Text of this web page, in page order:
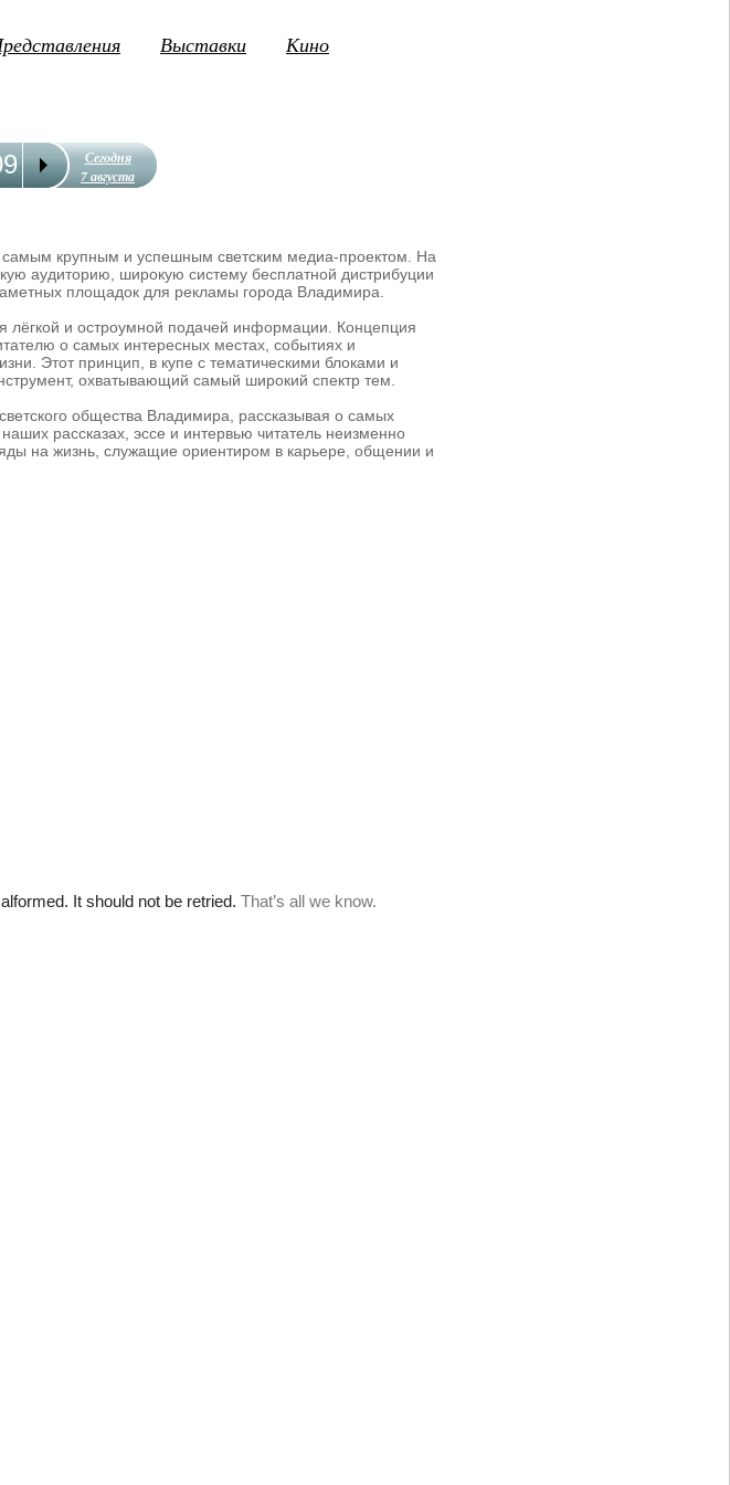
Выставки
Кино
10
ПН 11
ВТ 12
СР
Сегодня
7 августа
крупным и успешным светским медиа-проектом. На
аудиторию, широкую систему бесплатной дистрибуции
площадок для рекламы города Владимира.
лёгкой и остроумной подачей информации. Концепция
о самых интересных местах, событиях и
Этот принцип, в купе с тематическими блоками и
охватывающий самый широкий спектр тем.
общества Владимира, рассказывая о самых
рассказах, эссе и интервью читатель неизменно
на жизнь, служащие ориентиром в карьере, общении и